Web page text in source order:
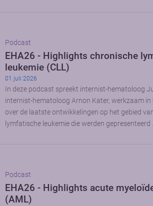
Podcast
EHA26 - Highlights chronische
leukemie (CLL)
01 juli 2026
In deze podcast spreekt internist-hematoloog
internist-hematoloog Arnon Kater, werkzaam in
over de laatste ontwikkelingen op het gebied
lymfatische leukemie die werden gepresenteerd
Podcast
EHA26 - Highlights acute
(AML)